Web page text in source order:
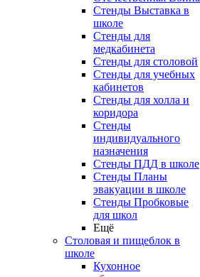
Стенды Выставка в
школе
Стенды для
медкабинета
Стенды для столовой
Стенды для учебных
кабинетов
Стенды для холла и
коридора
Стенды
индивидуального
назначения
Стенды ПДД в школе
Стенды Планы
эвакуации в школе
Стенды Пробковые
для школ
Ещё
Столовая и пищеблок в
школе
Кухонное